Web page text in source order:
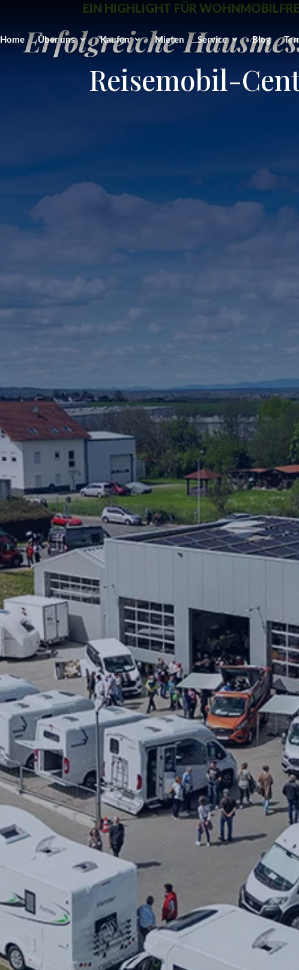
Home Über uns Kaufen Mieten Service Blog
EIN HIGHLIGHT FÜR
Erfolgreiche
Reisemobil-